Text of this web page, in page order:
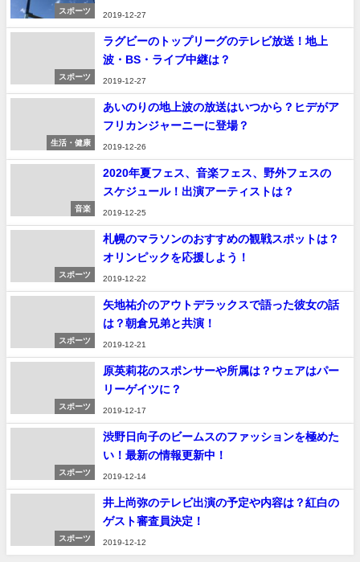
スポーツ
2019-12-27
スポーツ
ラグビーのトップリーグのテレビ放送！地上
波・BS・ライブ中継は？
2019-12-27
生活・健康
あいのりの地上波の放送はいつから？ヒデがア
フリカンジャーニーに登場？
2019-12-26
音楽
2020年夏フェス、音楽フェス、野外フェスの
スケジュール！出演アーティストは？
2019-12-25
スポーツ
札幌のマラソンのおすすめの観戦スポットは？
オリンピックを応援しよう！
2019-12-22
スポーツ
矢地祐介のアウトデラックスで語った彼女の話
は？朝倉兄弟と共演！
2019-12-21
スポーツ
原英莉花のスポンサーや所属は？ウェアはパー
リーゲイツに？
2019-12-17
スポーツ
渋野日向子のビームスのファッションを極めた
い！最新の情報更新中！
2019-12-14
スポーツ
井上尚弥のテレビ出演の予定や内容は？紅白の
ゲスト審査員決定！
2019-12-12